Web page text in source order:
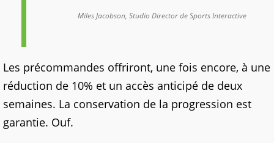
Miles Jacobson, Studio Director de Sports Interactive
Les précommandes offriront, une fois encore, à une
réduction de 10% et un accès anticipé de deux
semaines. La conservation de la progression est
garantie. Ouf.